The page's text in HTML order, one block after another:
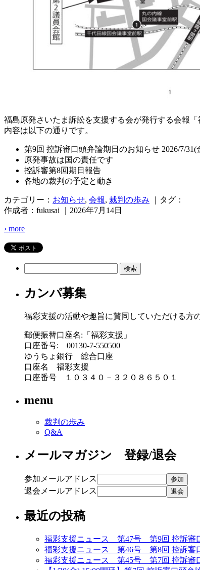
福島原発さいたま訴訟を支援する会が発行する会報
内容は以下の通りです。
第9回 控訴審口頭弁論期日のお知らせ 2026/7/31(
原発事故は国の責任です
控訴審第8回期日報告
各地の裁判の予定と動き
カテゴリー： お知らせ, 会報, 裁判の歩み ｜タグ：
作成者：fukusai ｜2026年7月14日
› more
カンパ募集
福彩支援の活動や趣旨に賛同していただける方
郵便振替口座名:「福彩支援」
口座番号: 00130-7-550500
ゆうちょ銀行 総合口座
口座名 福彩支援
口座番号 １０３４０－３２０８６５０１
menu
裁判の歩み
Q&A
メールマガジン 登録/退会
参加メールアドレス
退会メールアドレス
最近の投稿
福彩支援ニュース 第47号 第9回 控訴審
福彩支援ニュース 第46号 第8回 控訴審
福彩支援ニュース 第45号 第7回 控訴審